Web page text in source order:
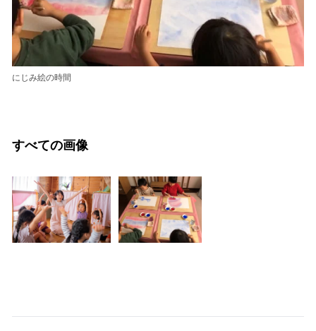
にじみ絵の時間
すべての画像